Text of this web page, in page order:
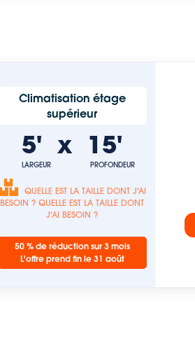
Climatisation étage
supérieur
5'
LARGEUR
x 15'
PROFONDEUR
QUELLE EST LA TAILLE DONT J'AI
BESOIN ? QUELLE EST LA TAILLE DONT
J'AI BESOIN ?
50 % de réduction sur 3 mois
L'offre prend fin le 31 août